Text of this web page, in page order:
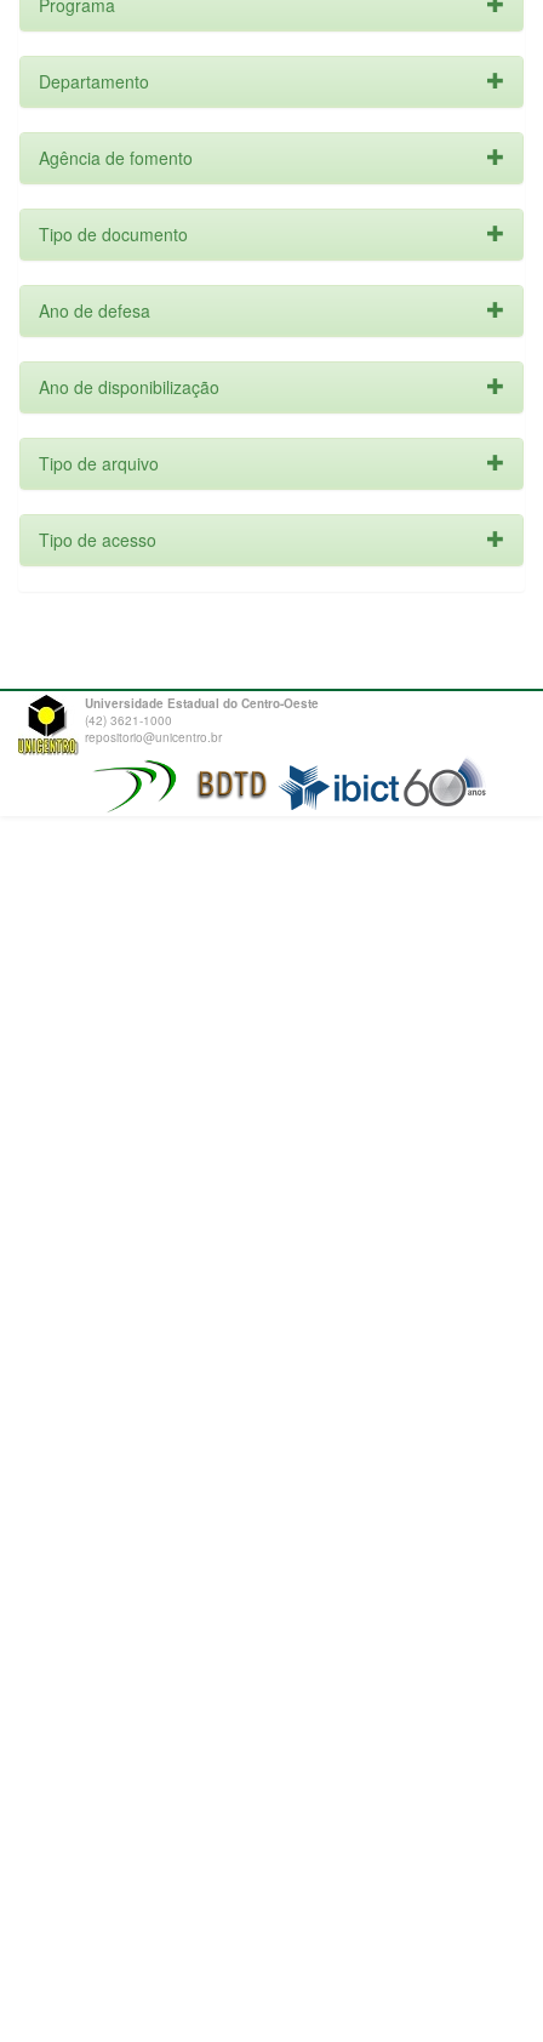
Programa
Departamento
Agência de fomento
Tipo de documento
Ano de defesa
Ano de disponibilização
Tipo de arquivo
Tipo de acesso
Universidade Estadual do Centro-Oeste
(42) 3621-1000
repositorio@unicentro.br